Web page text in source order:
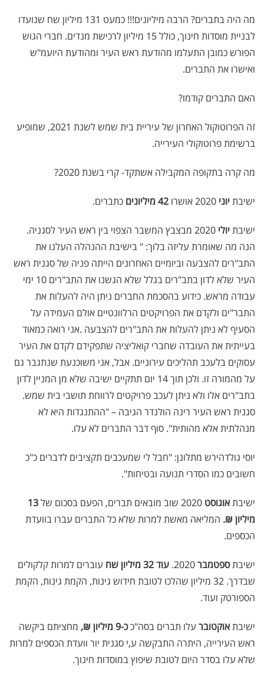
מה היה בתברים? הרבה מיליונים!!! כמעט 131 מיליון שח שנועדו
לבניית מוסדות חינוך, כולל 15 מיליון לרכישת מנדים. חברי הגוש
הפורש כמובן התעלמו מהודעת ראש העיר ומהודעת היועמ"ש
ואישרו את התברים.
האם התברים קודמו?
זה הפרוטוקול האחרון של עיריית בית שמש לשנת 2021, שמופיע
ברשימת פרוטוקולי העירייה.
מה קרה בתקופה המקבילה אשתקד- קרי בשנת 2020?
ישיבת יוני 42 מיליונים כתברים.
ישיבת יולי
2020 מבצבץ המשבר הצפוי בין ראש העיר לסגניה.
הנה מה שאומרת עליזה בלוך: " בישיבת ההנהלה העלנו את
התב"רים להצבעה וביומיים האחרונים הייתה פניה של סגנית ראש
העיר שלא לדון בתב"רים בגלל שלא הגשנו את התב"רים 10 ימי
עבודה מראש. כידוע בהסכמת החברים ניתן היה להעלות את
התבר"ים ולקדם את הפרויקטים הרלוונטיים אולם העמידה על
הסעיף לא ניתן להעלות את התב"רים להצבעה .אני רואה כמאוד
בעייתית את העובדה שחברי קואליציה שתפקידם לקדם את העיר
עסוקים בלעכב תהליכים עירוניים. אבל, אני משוכנעת שנתגבר גם
על מהמורה זו. ולכן תוך 14 יום תתקיים ישיבה שלא מן המניין לדון
בתב"רים אלו ולא ניתן לעכב פרויקטים לרווחת תושבי בית שמש.
סגנית ראש העיר רינה הולנדר הגיבה – "ההתנגדות היא לא
מנהלתית אלא מהותית". סוף דבר התברים לא עלו.
יוסי גולדהירש מתלונן: "חבל לי שמעכבים תקציבים לדברים כ"כ
חשובים כמו הסדרי תנועה ובטיחות".
ישיבתאוגוסט
13
מיליון ₪. המליאה מאשת למרות שלא כל התברים עברו בוועדת
הכספים.
ישיבתספטמבר עוד 32 מיליון שח
עוברים למרות קלקולים
שבדרך. 32 מיליון שהלכו לטובת חידוש גינות, הקמת גינות, הקמת
הספורטק ועוד.
ישיבתאוקטובר עלו תברים בסה"ככ-9 מיליון ₪,
מחציתם ביקשה
ראש העירייה, היתרה התבקשה ע,י סגנית יור וועדת הכספים למרות
שלא עלו בסדר היום לטובת שיפוץ במוסדות חינוך.